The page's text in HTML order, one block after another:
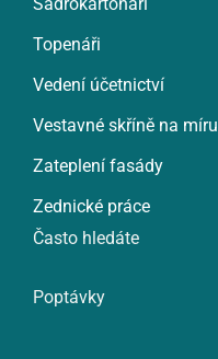
Topenáři
Vedení účetnictví
Vestavné skříně na míru
Zateplení fasády
Zednické práce
Často hledáte
Poptávky